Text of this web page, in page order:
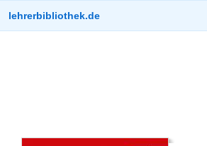
lehrerbibliothek.de